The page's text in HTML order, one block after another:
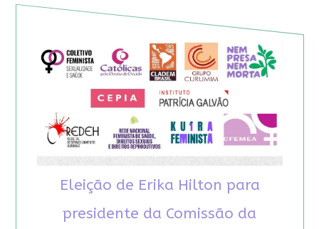
Eleição de Erika Hilton para
presidente da Comissão da